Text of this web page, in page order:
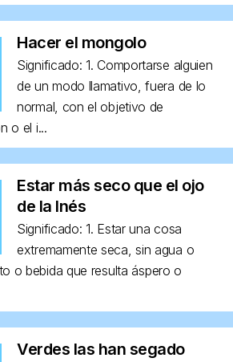
Hacer el mongolo
Significado: 1. Comportarse alguien
de un modo llamativo, fuera de lo
normal, con el objetivo de
o el i...
Estar más seco que el ojo
de la Inés
Significado: 1. Estar una cosa
extremamente seca, sin agua o
o bebida que resulta áspero o
Verdes las han segado